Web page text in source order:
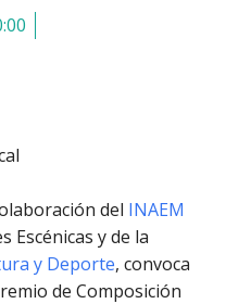
del INAEM
Escénicas y de la
y Deporte, convoca
de Composición